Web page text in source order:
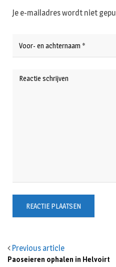
Previous article
Paoseieren ophalen in Helvoirt
Je e-mailadres wordt niet